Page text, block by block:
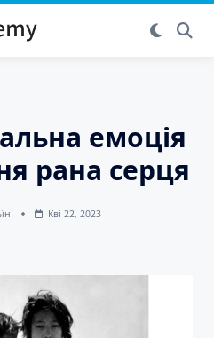
емоція
рана серця
Кві 22, 2023